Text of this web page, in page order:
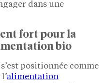
dans une
fort pour la
bio
positionnée comme
alimentation